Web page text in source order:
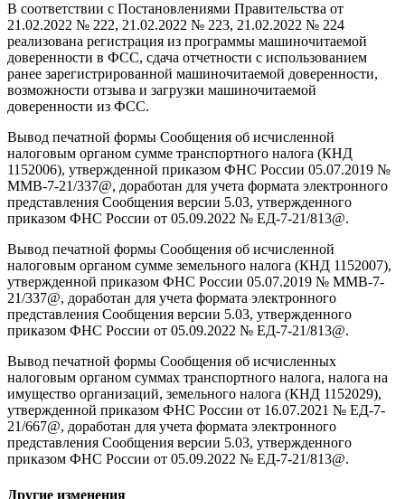
В соответствии с Постановлениями Правительства от
21.02.2022 № 222, 21.02.2022 № 223, 21.02.2022 № 224
реализована регистрация из программы машиночитаемой
доверенности в ФСС, сдача отчетности с использованием
ранее зарегистрированной машиночитаемой доверенности,
возможности отзыва и загрузки машиночитаемой
доверенности из ФСС.
Вывод печатной формы Сообщения об исчисленной
налоговым органом сумме транспортного налога (КНД
1152006), утвержденной приказом ФНС России 05.07.2019 №
ММВ-7-21/337@, доработан для учета формата электронного
представления Сообщения версии 5.03, утвержденного
приказом ФНС России от 05.09.2022 № ЕД-7-21/813@.
Вывод печатной формы Сообщения об исчисленной
налоговым органом сумме земельного налога (КНД 1152007),
утвержденной приказом ФНС России 05.07.2019 № ММВ-7-
21/337@, доработан для учета формата электронного
представления Сообщения версии 5.03, утвержденного
приказом ФНС России от 05.09.2022 № ЕД-7-21/813@.
Вывод печатной формы Сообщения об исчисленных
налоговым органом суммах транспортного налога, налога на
имущество организаций, земельного налога (КНД 1152029),
утвержденной приказом ФНС России от 16.07.2021 № ЕД-7-
21/667@, доработан для учета формата электронного
представления Сообщения версии 5.03, утвержденного
приказом ФНС России от 05.09.2022 № ЕД-7-21/813@.
Другие изменения